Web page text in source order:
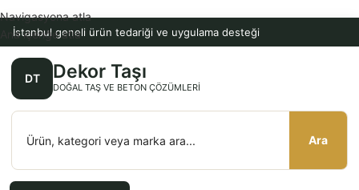
İstanbul geneli ürün tedariği ve uygulama desteği
DT Dekor Taşı
DOĞAL TAŞ VE BETON ÇÖZÜMLERI
Ara
Navigasyona atla
Ana içeriğe atla